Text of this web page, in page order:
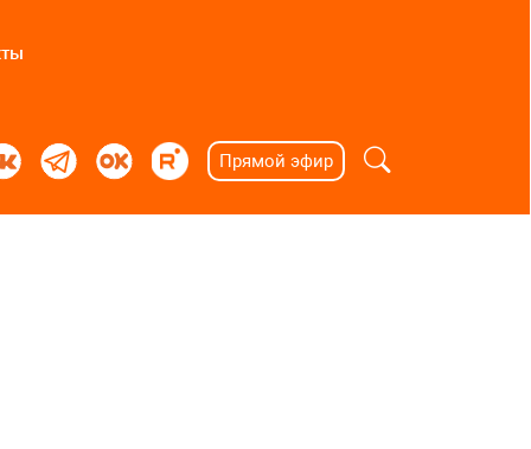
Прямой эфир